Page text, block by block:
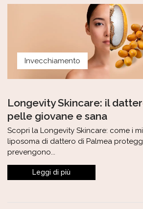
Invecchiamento
Longevity Skincare: il
pelle giovane e sana
Scopri la Longevity Skincare: come i
liposoma di dattero di Palmea
prevengono...